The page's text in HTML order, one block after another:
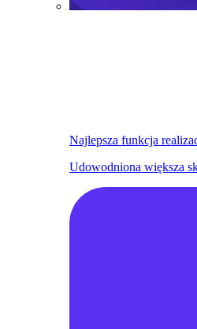
Najlepsza funkcja
Udowodniona większa